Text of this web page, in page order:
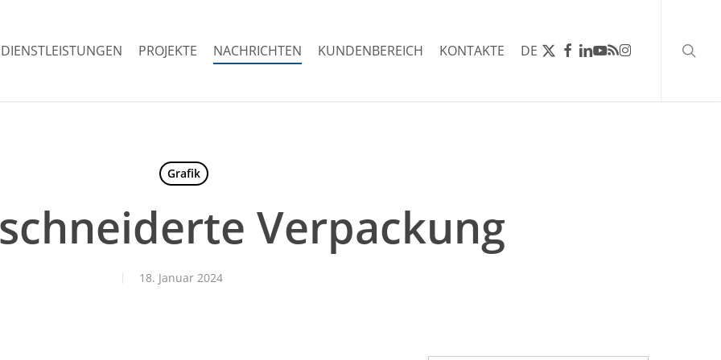
DIENSTLEISTUNGEN PROJEKTE NACHRICHTEN KUNDENBEREICH KONTAKTE DE X-
TWITTER
FACEBOOK
LINKEDIN
YOUTUBE
RSSINSTAGRAM
Grafik
Verpackung
18. Januar 2024